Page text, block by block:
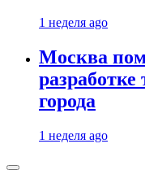
1 неделя ago
Москва
города
1 неделя ago